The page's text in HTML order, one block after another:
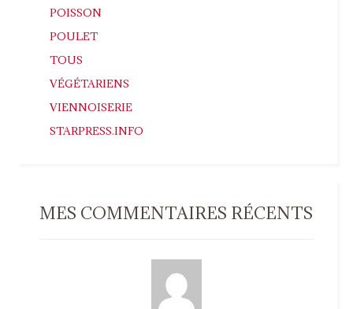
POISSON
POULET
TOUS
VÉGÉTARIENS
VIENNOISERIE
STARPRESS.INFO
MES COMMENTAIRES RÉCENTS